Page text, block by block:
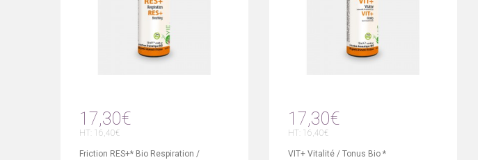
17,30€
HT: 16,40€
Friction RES+* Bio Respiration /
17,30€
HT: 16,40€
VIT+ Vitalité / Tonus Bio *